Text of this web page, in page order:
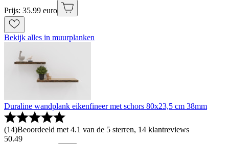
Prijs: 35.99 euro
Bekijk alles in muurplanken
Duraline wandplank eikenfineer met schors 80x23,5 cm 38mm
(14)Beoordeeld met 4.1 van de 5 sterren, 14 klantreviews
50.49